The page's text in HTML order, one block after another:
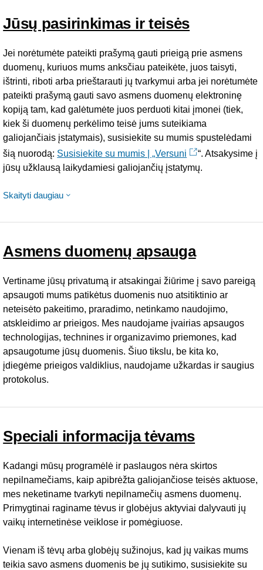
Jūsų pasirinkimas ir teisės
Jei norėtumėte pateikti prašymą gauti prieigą prie asmens
duomenų, kuriuos mums anksčiau pateikėte, juos taisyti,
ištrinti, riboti arba prieštarauti jų tvarkymui arba jei norėtumėte
pateikti prašymą gauti savo asmens duomenų elektroninę
kopiją tam, kad galėtumėte juos perduoti kitai įmonei (tiek,
kiek ši duomenų perkėlimo teisė jums suteikiama
galiojančiais įstatymais), susisiekite su mumis spustelėdami
šią nuorodą: Susisiekite su mumis | „Versuni
“. Atsakysime į
jūsų užklausą laikydamiesi galiojančių įstatymų.
Skaityti daugiau
Asmens duomenų apsauga
Vertiname jūsų privatumą ir atsakingai žiūrime į savo pareigą
apsaugoti mums patikėtus duomenis nuo atsitiktinio ar
neteisėto pakeitimo, praradimo, netinkamo naudojimo,
atskleidimo ar prieigos. Mes naudojame įvairias apsaugos
technologijas, technines ir organizavimo priemones, kad
apsaugotume jūsų duomenis. Šiuo tikslu, be kita ko,
įdiegėme prieigos valdiklius, naudojame užkardas ir saugius
protokolus.
Speciali informacija tėvams
Kadangi mūsų programėlė ir paslaugos nėra skirtos
nepilnamečiams, kaip apibrėžta galiojančiose teisės aktuose,
mes neketiname tvarkyti nepilnamečių asmens duomenų.
Primygtinai raginame tėvus ir globėjus aktyviai dalyvauti jų
vaikų internetinėse veiklose ir pomėgiuose.
Vienam iš tėvų arba globėjų sužinojus, kad jų vaikas mums
teikia savo asmens duomenis be jų sutikimo, susisiekite su